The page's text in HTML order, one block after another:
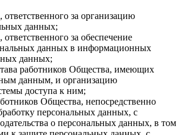
за организацию
данных;
за обеспечение
данных в информационных
данных;
работников Общества, имеющих
данным, и организацию
доступа к ним;
Общества, непосредственно
персональных данных, с
о персональных данных, в том